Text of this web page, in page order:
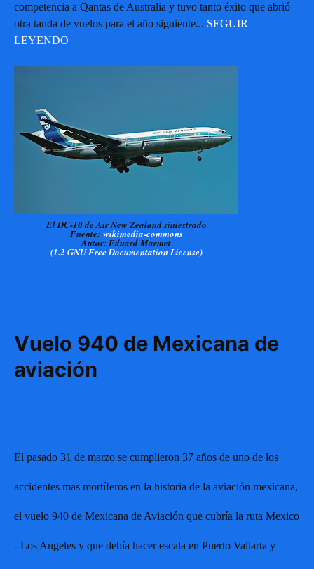
competencia a Qantas de Australia y tuvo tanto éxito que abrió
otra tanda de vuelos para el año siguiente... SEGUIR
LEYENDO
El DC-10 de Air New Zealand siniestrado
Fuente: wikimedia-commons
Autor: Eduard Marmet
(1.2 GNU Free Documentation License)
Vuelo 940 de Mexicana de
aviación
El pasado 31 de marzo se cumplieron 37 años de uno de los
accidentes mas mortíferos en la historia de la aviación mexicana,
el vuelo 940 de Mexicana de Aviación que cubría la ruta Mexico
- Los Angeles y que debía hacer escala en Puerto Vallarta y